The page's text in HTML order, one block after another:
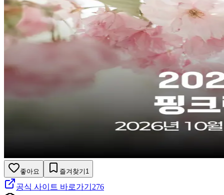
좋아요 즐겨찾기 1
공식 사이트 바로가기 276